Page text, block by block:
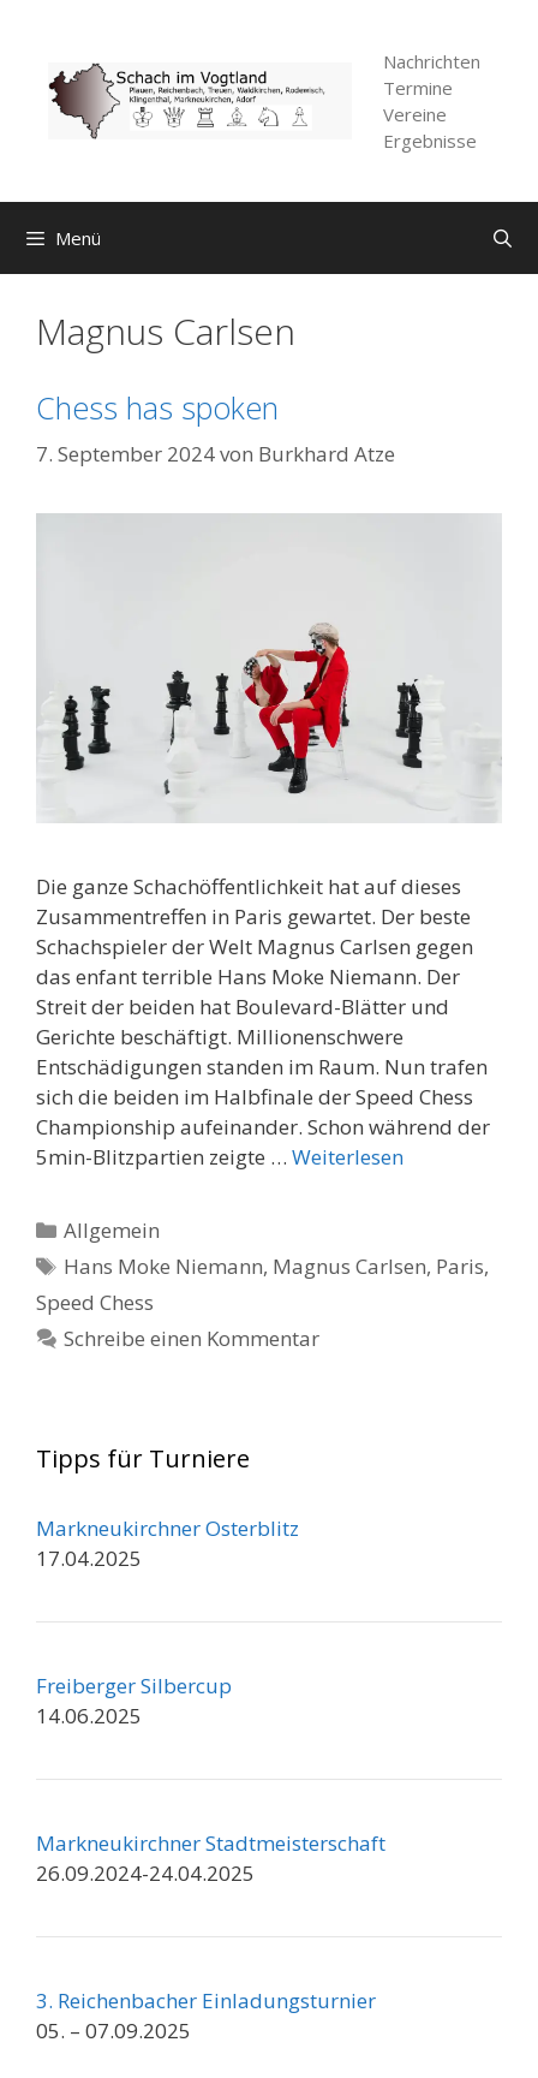
springen
Nachrichten
Termine
Vereine
Ergebnisse
Menü
Magnus Carlsen
Chess has spoken
7. September 2024von Burkhard Atze
Die ganze Schachöffentlichkeit hat auf dieses
Zusammentreffen in Paris gewartet. Der beste
Schachspieler der Welt Magnus Carlsen gegen
das enfant terrible Hans Moke Niemann. Der
Streit der beiden hat Boulevard-Blätter und
Gerichte beschäftigt. Millionenschwere
Entschädigungen standen im Raum. Nun trafen
sich die beiden im Halbfinale der Speed Chess
Championship aufeinander. Schon während der
5min-Blitzpartien zeigte … Weiterlesen
Kategorien
Allgemein
Schlagwörter
Hans Moke Niemann, Magnus Carlsen, Paris,
Speed Chess
Schreibe einen Kommentar
Tipps für Turniere
Markneukirchner Osterblitz
17.04.2025
Freiberger Silbercup
14.06.2025
Markneukirchner Stadtmeisterschaft
26.09.2024-24.04.2025
3. Reichenbacher Einladungsturnier
05. – 07.09.2025